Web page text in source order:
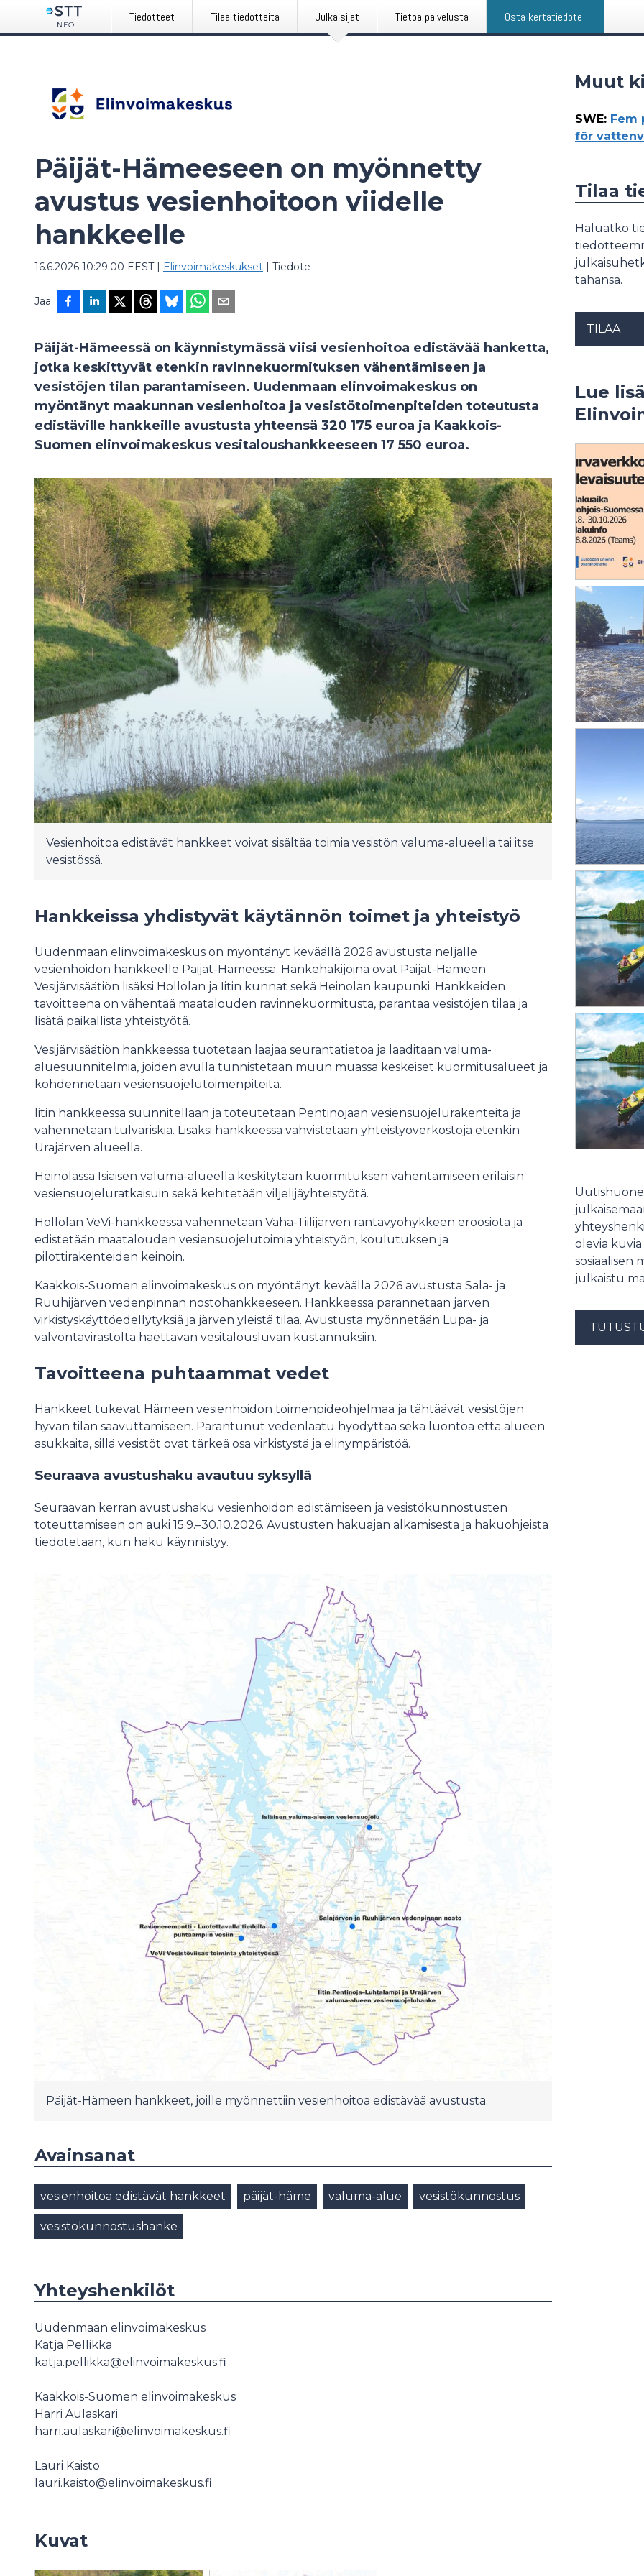
Tiedotteet Tilaa tiedotteita Julkaisijat Tietoa palvelusta Osta kertatiedote
Päijät-Hämeeseen on myönnetty
avustus vesienhoitoon viidelle
hankkeelle
16.6.2026 10:29:00 EEST| Elinvoimakeskukset | Tiedote
Jaa
Päijät-Hämeessä on käynnistymässä viisi vesienhoitoa edistävää hanketta,
jotka keskittyvät etenkin ravinnekuormituksen vähentämiseen ja
vesistöjen tilan parantamiseen. Uudenmaan elinvoimakeskus on
myöntänyt maakunnan vesienhoitoa ja vesistötoimenpiteiden toteutusta
edistäville hankkeille avustusta yhteensä 320 175 euroa ja Kaakkois-
Suomen elinvoimakeskus vesitaloushankkeeseen 17 550 euroa.
Vesienhoitoa edistävät hankkeet voivat sisältää toimia vesistön valuma-alueella tai itse
vesistössä.
Hankkeissa yhdistyvät käytännön toimet ja yhteistyö
Uudenmaan elinvoimakeskus on myöntänyt keväällä 2026 avustusta neljälle
vesienhoidon hankkeelle Päijät-Hämeessä. Hankehakijoina ovat Päijät-Hämeen
Vesijärvisäätiön lisäksi Hollolan ja Iitin kunnat sekä Heinolan kaupunki. Hankkeiden
tavoitteena on vähentää maatalouden ravinnekuormitusta, parantaa vesistöjen tilaa ja
lisätä paikallista yhteistyötä.
Vesijärvisäätiön hankkeessa tuotetaan laajaa seurantatietoa ja laaditaan valuma-
aluesuunnitelmia, joiden avulla tunnistetaan muun muassa keskeiset kuormitusalueet ja
kohdennetaan vesiensuojelutoimenpiteitä.
Iitin hankkeessa suunnitellaan ja toteutetaan Pentinojaan vesiensuojelurakenteita ja
vähennetään tulvariskiä. Lisäksi hankkeessa vahvistetaan yhteistyöverkostoja etenkin
Urajärven alueella.
Heinolassa Isiäisen valuma-alueella keskitytään kuormituksen vähentämiseen erilaisin
vesiensuojeluratkaisuin sekä kehitetään viljelijäyhteistyötä.
Hollolan VeVi-hankkeessa vähennetään Vähä-Tiilijärven rantavyöhykkeen eroosiota ja
edistetään maatalouden vesiensuojelutoimia yhteistyön, koulutuksen ja
pilottirakenteiden keinoin.
Kaakkois-Suomen elinvoimakeskus on myöntänyt keväällä 2026 avustusta Sala- ja
Ruuhijärven vedenpinnan nostohankkeeseen. Hankkeessa parannetaan järven
virkistyskäyttöedellytyksiä ja järven yleistä tilaa. Avustusta myönnetään Lupa- ja
valvontavirastolta haettavan vesitalousluvan kustannuksiin.
Tavoitteena puhtaammat vedet
Hankkeet tukevat Hämeen vesienhoidon toimenpideohjelmaa ja tähtäävät vesistöjen
hyvän tilan saavuttamiseen. Parantunut vedenlaatu hyödyttää sekä luontoa että alueen
asukkaita, sillä vesistöt ovat tärkeä osa virkistystä ja elinympäristöä.
Seuraava avustushaku avautuu syksyllä
Seuraavan kerran avustushaku vesienhoidon edistämiseen ja vesistökunnostusten
toteuttamiseen on auki 15.9.–30.10.2026. Avustusten hakuajan alkamisesta ja hakuohjeista
tiedotetaan, kun haku käynnistyy.
Päijät-Hämeen hankkeet, joille myönnettiin vesienhoitoa edistävää avustusta.
Avainsanat
vesienhoitoa edistävät hankkeet päijät-häme valuma-alue vesistökunnostus
vesistökunnostushanke
Yhteyshenkilöt
Uudenmaan elinvoimakeskus
Katja Pellikka
katja.pellikka@elinvoimakeskus.fi
Kaakkois-Suomen elinvoimakeskus
Harri Aulaskari
harri.aulaskari@elinvoimakeskus.fi
Lauri Kaisto
lauri.kaisto@elinvoimakeskus.fi
Kuvat
Muut
SWE: Fem
för
Tilaa
Haluatko
tahansa.
TILAA
Lue
olevia
sosiaalisen
julkaistu